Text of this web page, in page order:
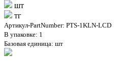
шт
тг
Артикул-PartNumber: PTS-1KLN-LCD
В упаковке: 1
Базовая единица: шт